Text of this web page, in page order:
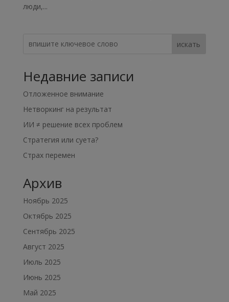
люди,...
искать
Недавние записи
Отложенное внимание
Нетворкинг на результат
ИИ ≠ решение всех проблем
Стратегия или суета?
Страх перемен
Архив
Ноябрь 2025
Октябрь 2025
Сентябрь 2025
Август 2025
Июль 2025
Июнь 2025
Май 2025